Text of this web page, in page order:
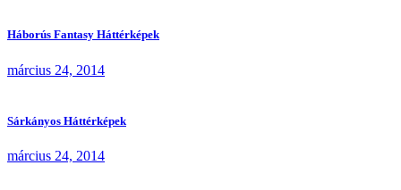
Háborús Fantasy Háttérképek
március 24, 2014
Sárkányos Háttérképek
március 24, 2014